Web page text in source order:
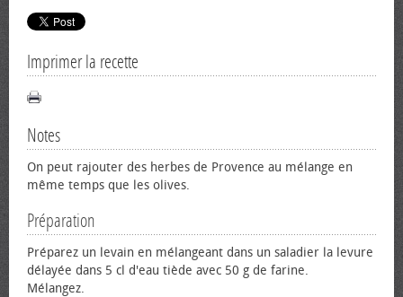
Imprimer la recette
Notes
On peut rajouter des herbes de Provence au mélange en
même temps que les olives.
Préparation
Préparez un levain en mélangeant dans un saladier la levure
délayée dans 5 cl d'eau tiède avec 50 g de farine.
Mélangez.